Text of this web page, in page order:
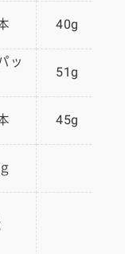
40g
ッ
51g
45g